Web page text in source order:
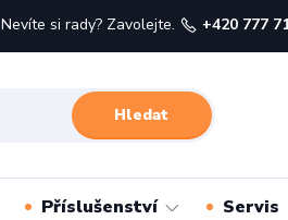
Hledat
Nevíte si rady? Zavolejte. +420 777
Příslušenství Servis